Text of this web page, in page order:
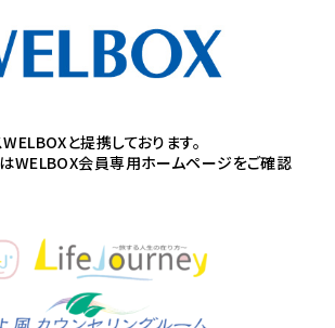
と提携しております。
WELBOX会員専用ホームページをご確認